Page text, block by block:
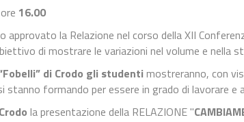
16.00
approvato la Relazione nel corso della XII
di mostrare le variazioni nel volume e nella
di Crodo gli studenti mostreranno, con
stanno formando per essere in grado di lavorare
la presentazione della RELAZIONE "